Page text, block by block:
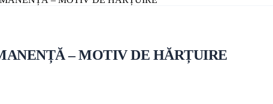
– MOTIV DE HĂRȚUIRE